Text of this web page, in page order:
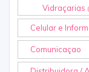
Vidraçarias
Celular e
Comunicaçao